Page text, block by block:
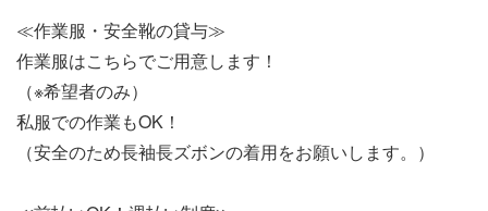
≪作業服・安全靴の貸与≫
作業服はこちらでご用意します！
（※希望者のみ）
私服での作業もOK！
（安全のため長袖長ズボンの着用をお願いします。）